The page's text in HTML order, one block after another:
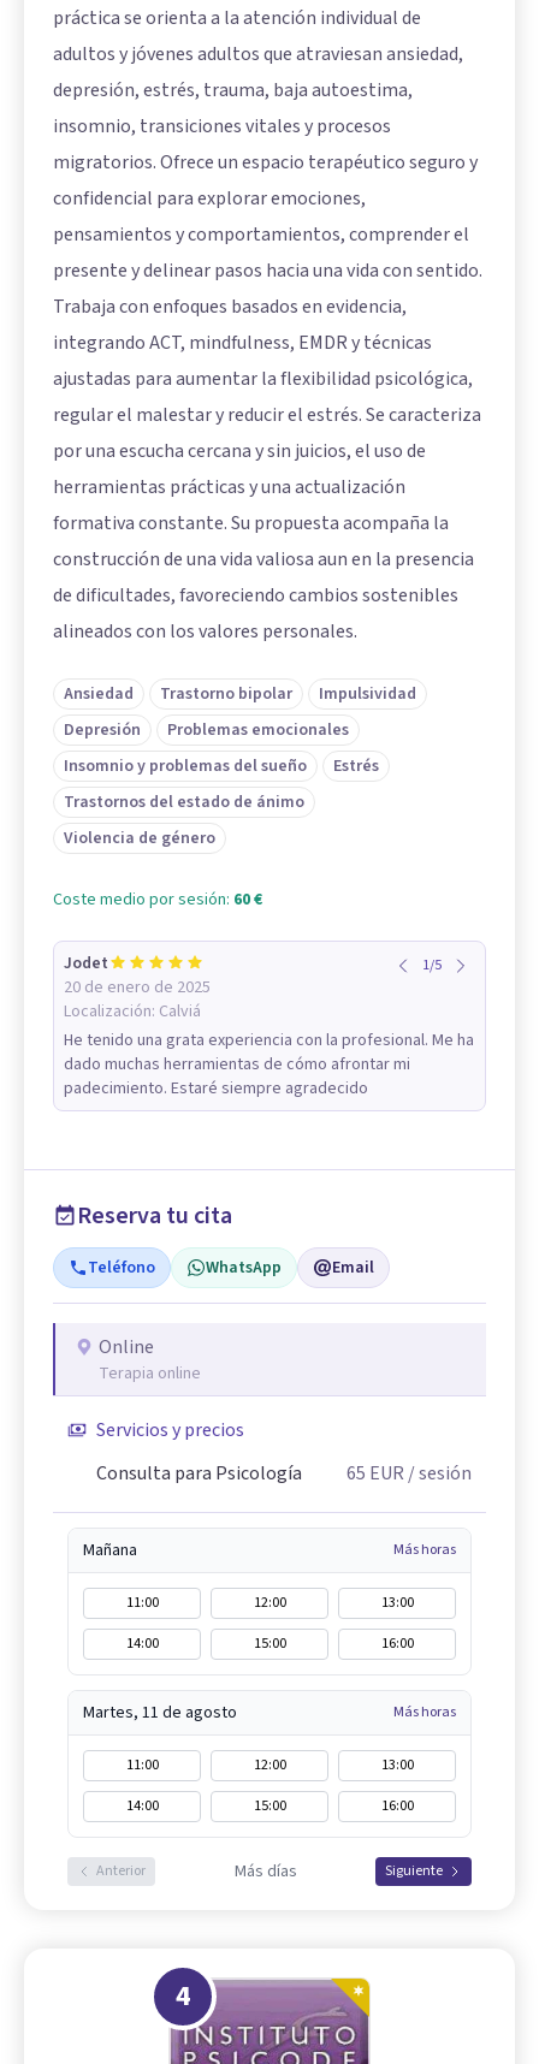
práctica se orienta a la atención individual de
adultos y jóvenes adultos que atraviesan ansiedad,
depresión, estrés, trauma, baja autoestima,
insomnio, transiciones vitales y procesos
migratorios. Ofrece un espacio terapéutico seguro y
confidencial para explorar emociones,
pensamientos y comportamientos, comprender el
presente y delinear pasos hacia una vida con sentido.
Trabaja con enfoques basados en evidencia,
integrando ACT, mindfulness, EMDR y técnicas
ajustadas para aumentar la flexibilidad psicológica,
regular el malestar y reducir el estrés. Se caracteriza
por una escucha cercana y sin juicios, el uso de
herramientas prácticas y una actualización
formativa constante. Su propuesta acompaña la
construcción de una vida valiosa aun en la presencia
de dificultades, favoreciendo cambios sostenibles
alineados con los valores personales.
Ansiedad Trastorno bipolar
Impulsividad
Depresión
Problemas emocionales
Insomnio y problemas del sueño
Estrés
Trastornos del estado de ánimo
Violencia de género
Coste medio por sesión: 60 €
Jodet
20 de enero de 2025
Localización: Calviá
1/5
He tenido una grata experiencia con la profesional. Me ha
dado muchas herramientas de cómo afrontar mi
padecimiento. Estaré siempre agradecido
Reserva tu cita
Teléfono WhatsApp Email
Online
Terapia online
Servicios y precios
Consulta para Psicología
65 EUR / sesión
Mañana Más horas
11:00 12:00
13:00
14:00
15:00 16:00
Martes, 11 de agosto Más horas
11:00 12:00
13:00
14:00
15:00 16:00
Anterior Más días Siguiente
4